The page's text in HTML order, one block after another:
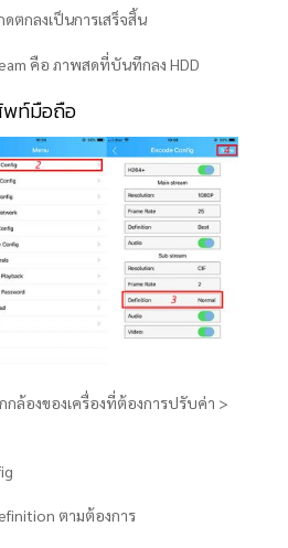
ตกลงเป็นการเสร็จสิ้น
คือ ภาพสดที่บันทึกลง HDD
พท์มือถือ
กล้องของเครื่องที่ต้องการปรับค่า >
ตามต้องการ